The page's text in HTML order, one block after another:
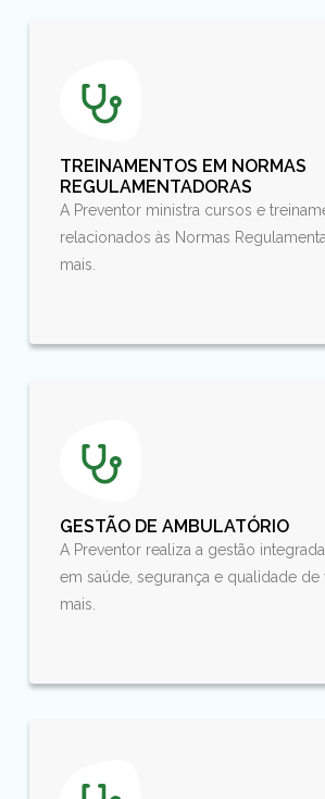
TREINAMENTOS EM NORMAS
REGULAMENTADORAS
A Preventor ministra cursos e
relacionados às Normas
mais.
GESTÃO DE AMBULATÓRIO
A Preventor realiza a gestão
em saúde, segurança e qualidade de
mais.